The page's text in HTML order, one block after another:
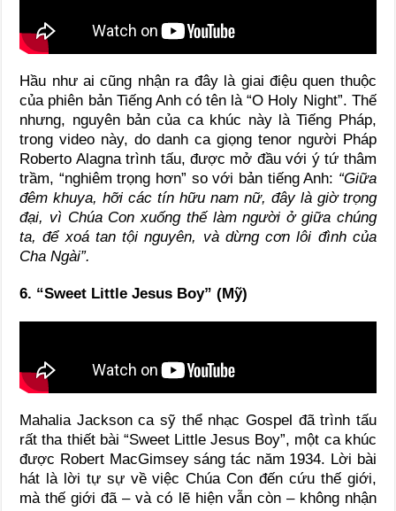
Hầu như ai cũng nhận ra đây là giai điệu quen thuộc
của phiên bản Tiếng Anh có tên là “O Holy Night”. Thế
nhưng, nguyên bản của ca khúc này là Tiếng Pháp,
trong video này, do danh ca giọng tenor người Pháp
Roberto Alagna trình tấu, được mở đầu với ý tứ thâm
trầm, “nghiêm trọng hơn” so với bản tiếng Anh: “Giữa
đêm khuya, hỡi các tín hữu nam nữ, đây là giờ trọng
đại, vì Chúa Con xuống thế làm người ở giữa chúng
ta, để xoá tan tội nguyên, và dừng cơn lôi đình của
Cha Ngài”.
6. “Sweet Little Jesus Boy” (Mỹ)
Mahalia Jackson ca sỹ thể nhạc Gospel đã trình tấu
rất tha thiết bài “Sweet Little Jesus Boy”, một ca khúc
được Robert MacGimsey sáng tác năm 1934. Lời bài
hát là lời tự sự về việc Chúa Con đến cứu thế giới,
mà thế giới đã – và có lẽ hiện vẫn còn – không nhận